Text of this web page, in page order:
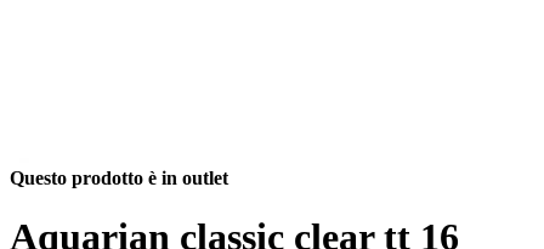
Questo prodotto è in outlet
Aquarian classic clear tt 16